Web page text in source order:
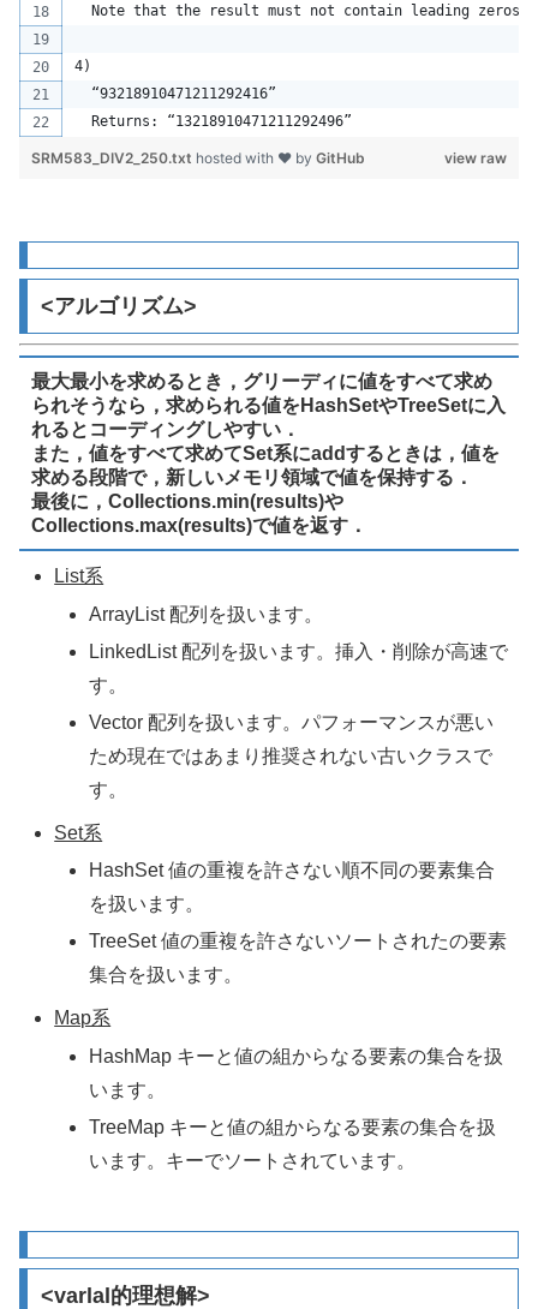
  Note that the result must not contain leading zeros.
4)
  “93218910471211292416”
  Returns: “13218910471211292496”
view raw
SRM583_DIV2_250.txt hosted with ❤ by GitHub
<アルゴリズム>
最大最小を求めるとき，グリーディに値をすべて求め
られそうなら，求められる値をHashSetやTreeSetに入
れるとコーディングしやすい．
また，値をすべて求めてSet系にaddするときは，値を
求める段階で，新しいメモリ領域で値を保持する．
最後に，Collections.min(results)や
Collections.max(results)で値を返す．
List系
ArrayList 配列を扱います。
LinkedList 配列を扱います。挿入・削除が高速で
す。
Vector 配列を扱います。パフォーマンスが悪い
ため現在ではあまり推奨されない古いクラスで
す。
Set系
HashSet 値の重複を許さない順不同の要素集合
を扱います。
TreeSet 値の重複を許さないソートされたの要素
集合を扱います。
Map系
HashMap キーと値の組からなる要素の集合を扱
います。
TreeMap キーと値の組からなる要素の集合を扱
います。キーでソートされています。
<varlal的理想解>